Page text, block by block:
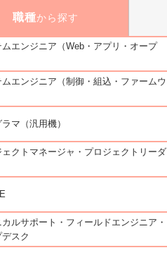
職種から探す
ムエンジニア（Web・アプリ・オープ
ムエンジニア（制御・組込・ファームウ
マ（汎用機）
ェクトマネージャ・プロジェクトリーダ
カルサポート・フィールドエンジニア・
スク